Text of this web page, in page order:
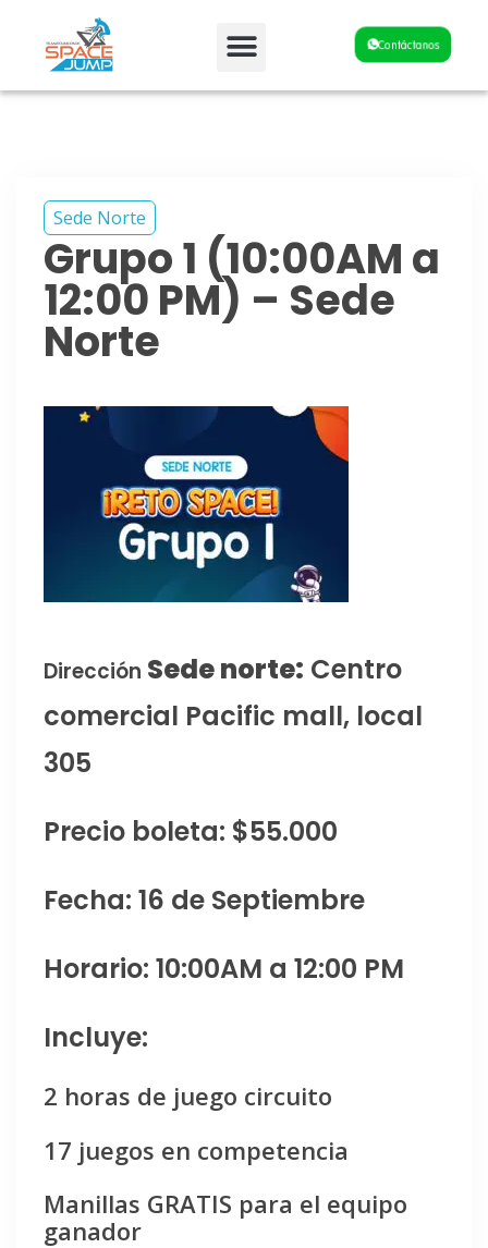
Contáctanos
Sede Norte
Grupo 1 (10:00AM a
12:00 PM) – Sede
Norte
Dirección Sede norte: Centro
comercial Pacific mall, local
305
Precio boleta: $55.000
Fecha: 16 de Septiembre
Horario: 10:00AM a 12:00 PM
Incluye:
2 horas de juego circuito
17 juegos en competencia
Manillas GRATIS para el equipo
ganador